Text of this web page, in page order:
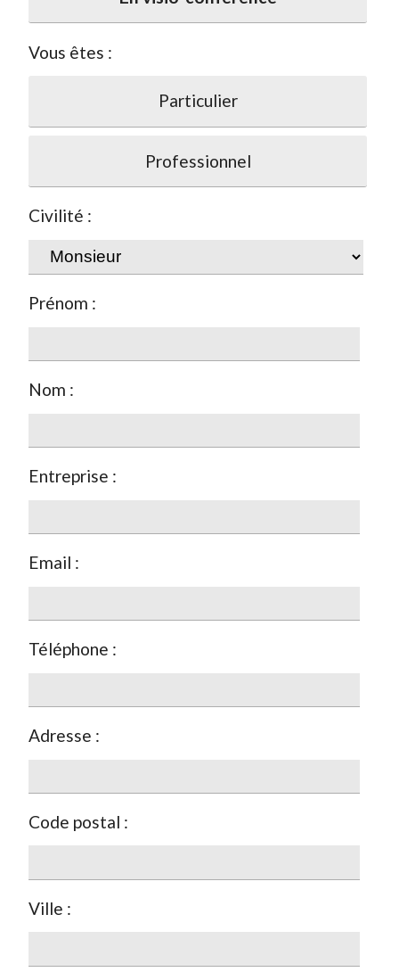
Vous êtes :
Particulier
Professionnel
Civilité :
Prénom :
Nom :
Entreprise :
Email :
Téléphone :
Adresse :
Code postal :
Ville :